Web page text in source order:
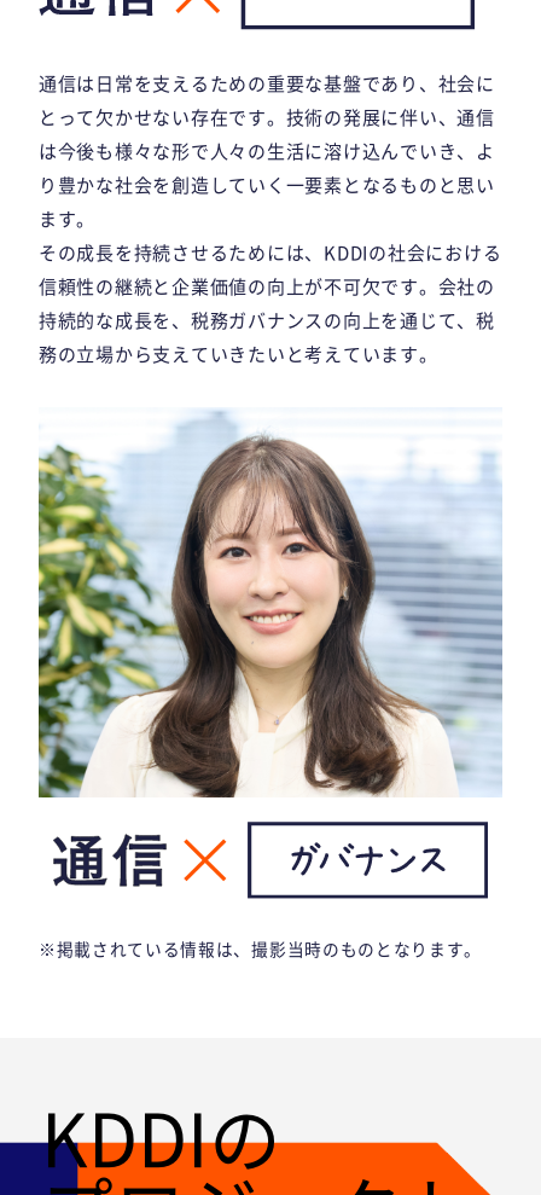
通信は日常を支えるための重要な基盤であり、社会に
とって欠かせない存在です。技術の発展に伴い、通信
は今後も様々な形で人々の生活に溶け込んでいき、よ
り豊かな社会を創造していく一要素となるものと思い
ます。
その成長を持続させるためには、KDDIの社会における
信頼性の継続と企業価値の向上が不可欠です。会社の
持続的な成長を、税務ガバナンスの向上を通じて、税
務の立場から支えていきたいと考えています。
※掲載されている情報は、撮影当時のものとなります。
KDDIの